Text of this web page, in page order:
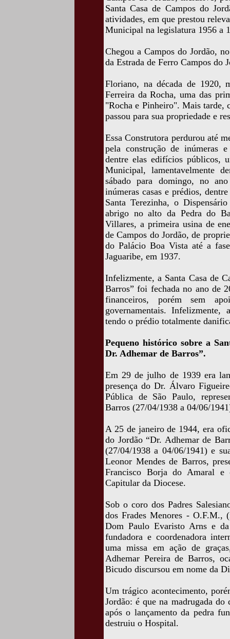
Santa Casa de Campos do
atividades, em que prestou
Municipal na legislatura 1956 a
Chegou a Campos do Jordão,
da Estrada de Ferro Campos do
Floriano, na década de 1920,
Ferreira da Rocha, uma das
"Rocha e Pinheiro". Mais tarde,
passou para sua propriedade e
Essa Construtora perdurou até
pela construção de inúmeras
dentre elas edifícios públicos,
Municipal, lamentavelmente
sábado para domingo, no
inúmeras casas e prédios,
Santa Terezinha, o
abrigo no alto da Pedra do
Villares, a primeira usina de
de Campos do Jordão, de
do Palácio Boa Vista até a
Jaguaribe, em 1937.
Infelizmente, a Santa Casa de
Barros” foi fechada no ano de
financeiros, porém sem
governamentais. Infelizmente,
tendo o prédio totalmente
Pequeno histórico sobre a
Dr. Adhemar de Barros”.
Em 29 de julho de 1939 era
presença do Dr. Álvaro
Pública de São Paulo,
Barros (27/04/1938 a 04/06/
A 25 de janeiro de 1944, era
do Jordão “Dr. Adhemar de
(27/04/1938 a 04/06/1941) e
Leonor Mendes de Barros,
Francisco Borja do Amaral e
Capitular da Diocese.
Sob o coro dos Padres
dos Frades Menores - O.F.M.,
Dom Paulo Evaristo Arns e
fundadora e coordenadora
uma missa em ação de
Adhemar Pereira de Barros,
Bicudo discursou em nome da
Um trágico acontecimento,
Jordão: é que na madrugada
após o lançamento da pedra
destruiu o Hospital.